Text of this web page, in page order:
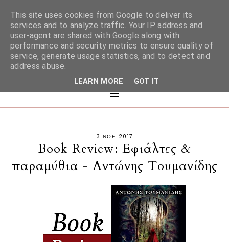
3 ΝΟΕ 2017
Book Review: Εφιάλτες &
παραμύθια - Αντώνης Τουμανίδης
This site uses cookies from Google to deliver its
services and to analyze traffic. Your IP address and
user-agent are shared with Google along with
performance and security metrics to ensure quality of
service, generate usage statistics, and to detect and
address abuse.
LEARN MORE GOT IT